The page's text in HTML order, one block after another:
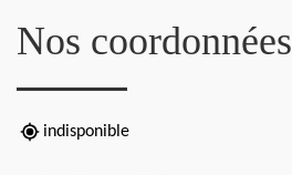
Nos coordonnées
indisponible